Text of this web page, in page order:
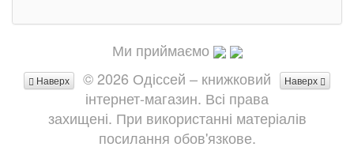
Ми приймаємо
Наверх
Наверх
© 2026 Одіссей – книжковий
інтернет-магазин. Всі права
захищені. При використанні матеріалів
посилання обов'язкове.